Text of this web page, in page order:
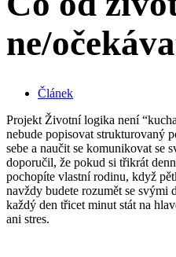
ne/
Článek
Projekt Životní logika není
nebude popisovat strukturovaný
sebe a naučit se komunikovat se
doporučil, že pokud si třikrát
pochopíte vlastní rodinu, když
navždy budete rozumět se svými
každý den třicet minut stát na
ani stres.